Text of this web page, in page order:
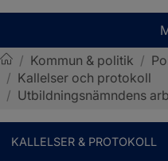
Sotenäs kommun
/ Kommun & politik /
/ Kallelser och protokoll
/ Utbildningsnämndens
KALLELSER & PROTOKOLL